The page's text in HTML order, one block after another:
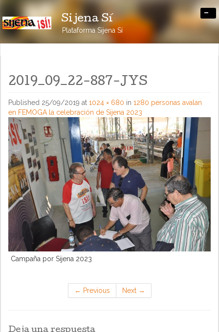
Sijena Sí
Plataforma Sijena Sí
-
2019_09_22-887-JYS
Published 25/09/2019 at 1024 × 680 in 1280 personas avalan
en FEMOGA la celebración de Sijena 2023
Campaña por Sijena 2023
← Previous Next →
Deja una respuesta